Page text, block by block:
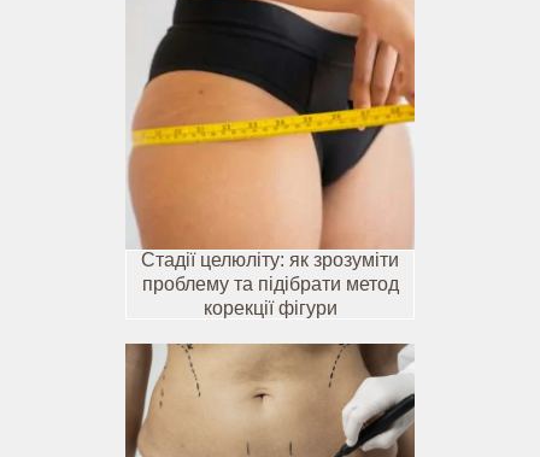
Стадії целюліту: як зрозуміти
проблему та підібрати метод
корекції фігури